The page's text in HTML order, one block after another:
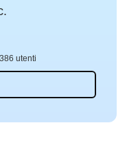
utenti